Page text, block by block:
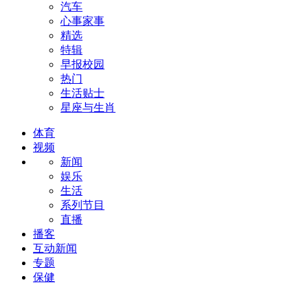
汽车
心事家事
精选
特辑
早报校园
热门
生活贴士
星座与生肖
体育
视频
新闻
娱乐
生活
系列节目
直播
播客
互动新闻
专题
保健